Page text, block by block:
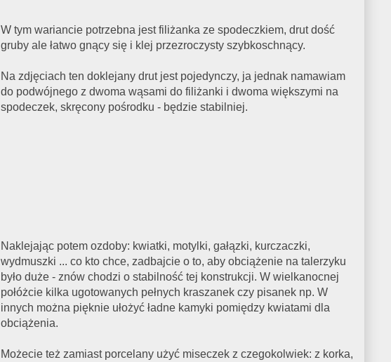
W tym wariancie potrzebna jest filiżanka ze spodeczkiem, drut dość
gruby ale łatwo gnący się i klej przezroczysty szybkoschnący.
Na zdjęciach ten doklejany drut jest pojedynczy, ja jednak namawiam
do podwójnego z dwoma wąsami do filiżanki i dwoma większymi na
spodeczek, skręcony pośrodku - będzie stabilniej.
Naklejając potem ozdoby: kwiatki, motylki, gałązki, kurczaczki,
wydmuszki ... co kto chce, zadbajcie o to, aby obciążenie na talerzyku
było duże - znów chodzi o stabilność tej konstrukcji. W wielkanocnej
połóżcie kilka ugotowanych pełnych kraszanek czy pisanek np. W
innych można pięknie ułożyć ładne kamyki pomiędzy kwiatami dla
obciążenia.
Możecie też zamiast porcelany użyć miseczek z czegokolwiek: z korka,